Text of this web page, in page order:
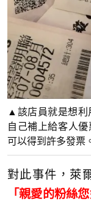
▲該店員就是想利
自己補上給客人
可以得到許多發票
對此事件，萊
「親愛的粉絲